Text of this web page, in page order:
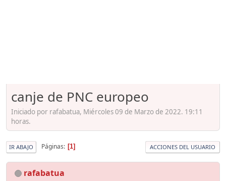
canje de PNC europeo
Iniciado por rafabatua, Miércoles 09 de Marzo de 2022. 19:11
horas.
IR ABAJO Páginas 1 ACCIONES DEL USUARIO
rafabatua